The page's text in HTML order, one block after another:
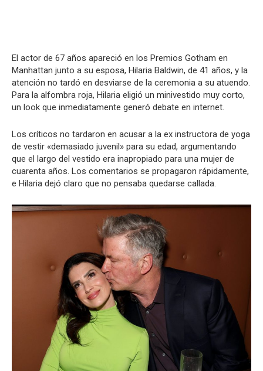
El actor de 67 años apareció en los Premios Gotham en
Manhattan junto a su esposa, Hilaria Baldwin, de 41 años, y la
atención no tardó en desviarse de la ceremonia a su atuendo.
Para la alfombra roja, Hilaria eligió un minivestido muy corto,
un look que inmediatamente generó debate en internet.
Los críticos no tardaron en acusar a la ex instructora de yoga
de vestir «demasiado juvenil» para su edad, argumentando
que el largo del vestido era inapropiado para una mujer de
cuarenta años. Los comentarios se propagaron rápidamente,
e Hilaria dejó claro que no pensaba quedarse callada.